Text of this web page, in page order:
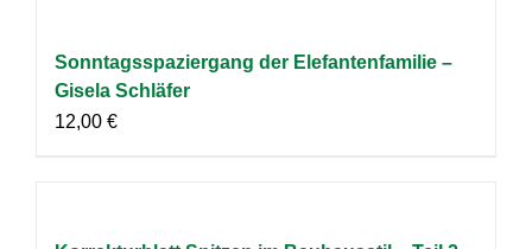
Sonntagsspaziergang der Elefantenfamilie –
Gisela Schläfer
12,00 €